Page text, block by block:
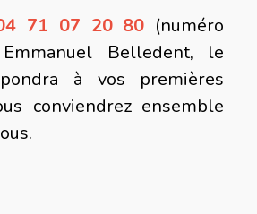
71 07 20 80 (numéro
Belledent, le
à vos premières
conviendrez ensemble